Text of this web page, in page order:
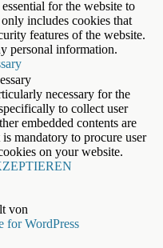
for the website to
includes cookies that
features of the website.
personal information.
necessary for the
to collect user
embedded contents are
mandatory to procure user
on your website.
von
for WordPress